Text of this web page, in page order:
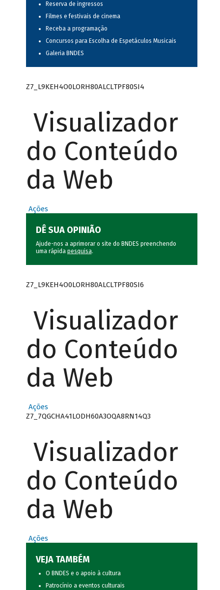
Reserva de ingressos
Filmes e festivais de cinema
Receba a programação
Concursos para Escolha de Espetáculos Musicais
Galeria BNDES
Z7_L9KEH4O0LORH80ALCLTPF80SI4
Visualizador
do Conteúdo
da Web
Ações
DÊ SUA OPINIÃO
Ajude-nos a aprimorar o site do BNDES preenchendo
uma rápida pesquisa.
Z7_L9KEH4O0LORH80ALCLTPF80SI6
Visualizador
do Conteúdo
da Web
Ações
Z7_7QGCHA41LODH60A3OQA8RN14Q3
Visualizador
do Conteúdo
da Web
Ações
VEJA TAMBÉM
O BNDES e o apoio à cultura
Patrocínio a eventos culturais